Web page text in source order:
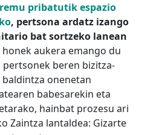
pribatutik espazio
, pertsona ardatz izango
bat sortzeko lanean
honek aukera emango du
beren bizitza-
onenetan
babesarekin eta
hainbat prozesu ari
Zaintza lantaldea: Gizarte